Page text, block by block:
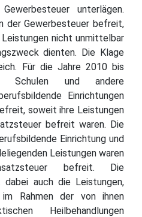
unterlägen.
der Gewerbesteuer befreit,
nicht unmittelbar
dienten. Die Klage
Für die Jahre 2010 bis
Schulen und andere
Einrichtungen
soweit ihre Leistungen
befreit waren. Die
Einrichtung und
Leistungen waren
befreit. Die
auch die Leistungen,
Rahmen der von ihnen
Heilbehandlungen